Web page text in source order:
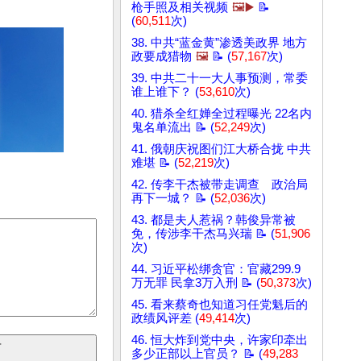
枪手照及相关视频 🖼️▶️ 📝
(60,511次)
38. 中共“蓝金黄”渗透美政界 地方
政要成猎物 🖼️ 📝 (57,167次)
39. 中共二十一大人事预测，常委
谁上谁下？ (53,610次)
40. 猎杀全红婵全过程曝光 22名内
鬼名单流出 📝 (52,249次)
41. 俄朝庆祝图们江大桥合拢 中共
难堪 📝 (52,219次)
42. 传李干杰被带走调查 政治局
再下一城？ 📝 (52,036次)
43. 都是夫人惹祸？韩俊异常被
免，传涉李干杰马兴瑞 📝 (51,906
次)
44. 习近平松绑贪官：官藏299.9
万无罪 民拿3万入刑 📝 (50,373次)
45. 看来蔡奇也知道习任党魁后的
政绩风评差 (49,414次)
46. 恒大炸到党中央，许家印牵出
多少正部以上官员？ 📝 (49,283